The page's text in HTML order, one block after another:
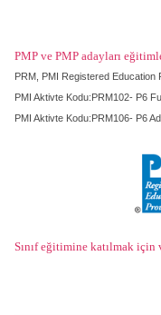
PMP ve PMP adayları
PRM, PMI Registered Education
PMI Aktivte Kodu:PRM102- P6
PMI Aktivte Kodu:PRM106- P6
Sınıf eğitimine katılmak